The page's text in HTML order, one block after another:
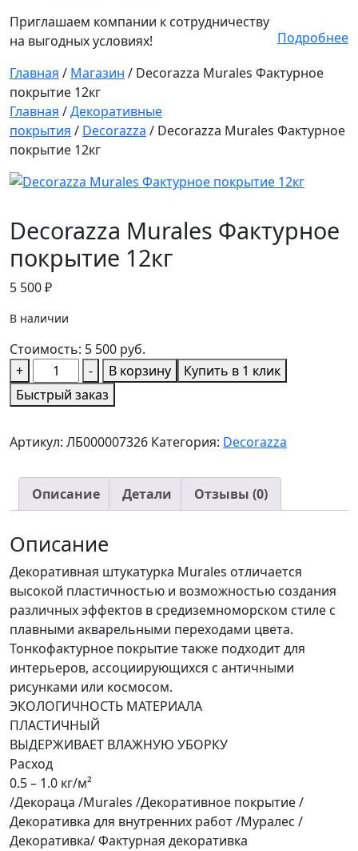
Приглашаем компании к сотрудничеству
на выгодных условиях!
Подробнее
Главная / Магазин / Decorazza Murales Фактурное
покрытие 12кг
Главная /Декоративные
покрытия / Decorazza / Decorazza Murales Фактурное
покрытие 12кг
Decorazza Murales Фактурное
покрытие 12кг
5 500₽
В наличии
Стоимость: 5 500 руб.
+
Количество
товара
Decorazza
Фактурное
12кг
- В корзину
Купить в 1 клик
Быстрый заказ
Артикул: ЛБ000007326 Категория: Decorazza
Описание Детали Отзывы (0)
Описание
Декоративная штукатурка Murales отличается
высокой пластичностью и возможностью создания
различных эффектов в средиземноморском стиле с
плавными акварельными переходами цвета.
Тонкофактурное покрытие также подходит для
интерьеров, ассоциирующихся с античными
рисунками или космосом.
ЭКОЛОГИЧНОСТЬ МАТЕРИАЛА
ПЛАСТИЧНЫЙ
ВЫДЕРЖИВАЕТ ВЛАЖНУЮ УБОРКУ
Расход
0.5 – 1.0 кг/м²
/Декораца /Murales /Декоративное покрытие /
Декоративка для внутренних работ /Муралес /
Декоративка/ Фактурная декоративка